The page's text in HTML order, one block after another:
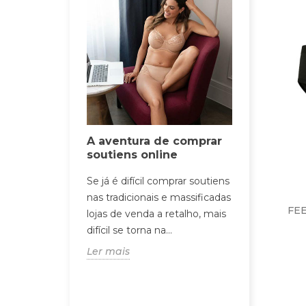
A aventura de comprar
soutiens online
Se já é difícil comprar soutiens
nas tradicionais e massificadas
lojas de venda a retalho, mais
difícil se torna na...
Ler mais
5 dicas